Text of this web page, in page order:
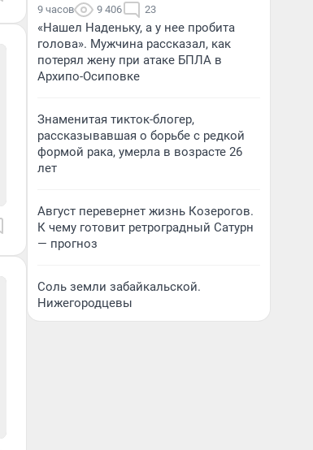
9 часов 9 406 23
«Нашел Наденьку, а у нее пробита
голова». Мужчина рассказал, как
потерял жену при атаке БПЛА в
Архипо-Осиповке
Знаменитая тикток-блогер,
рассказывавшая о борьбе с редкой
формой рака, умерла в возрасте 26
лет
Август перевернет жизнь Козерогов.
К чему готовит ретроградный Сатурн
— прогноз
Соль земли забайкальской.
Нижегородцевы